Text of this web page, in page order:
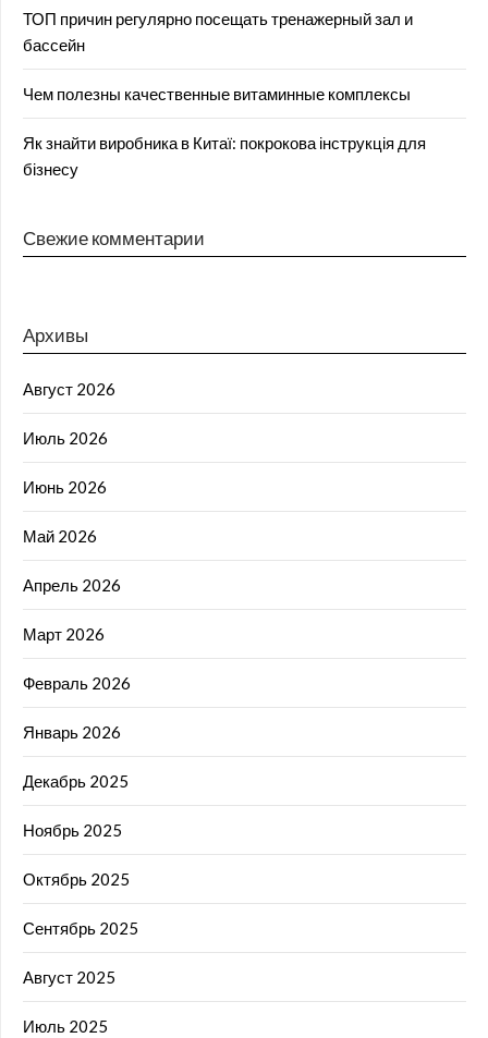
ТОП причин регулярно посещать тренажерный зал и
бассейн
Чем полезны качественные витаминные комплексы
Як знайти виробника в Китаї: покрокова інструкція для
бізнесу
Свежие комментарии
Архивы
Август 2026
Июль 2026
Июнь 2026
Май 2026
Апрель 2026
Март 2026
Февраль 2026
Январь 2026
Декабрь 2025
Ноябрь 2025
Октябрь 2025
Сентябрь 2025
Август 2025
Июль 2025